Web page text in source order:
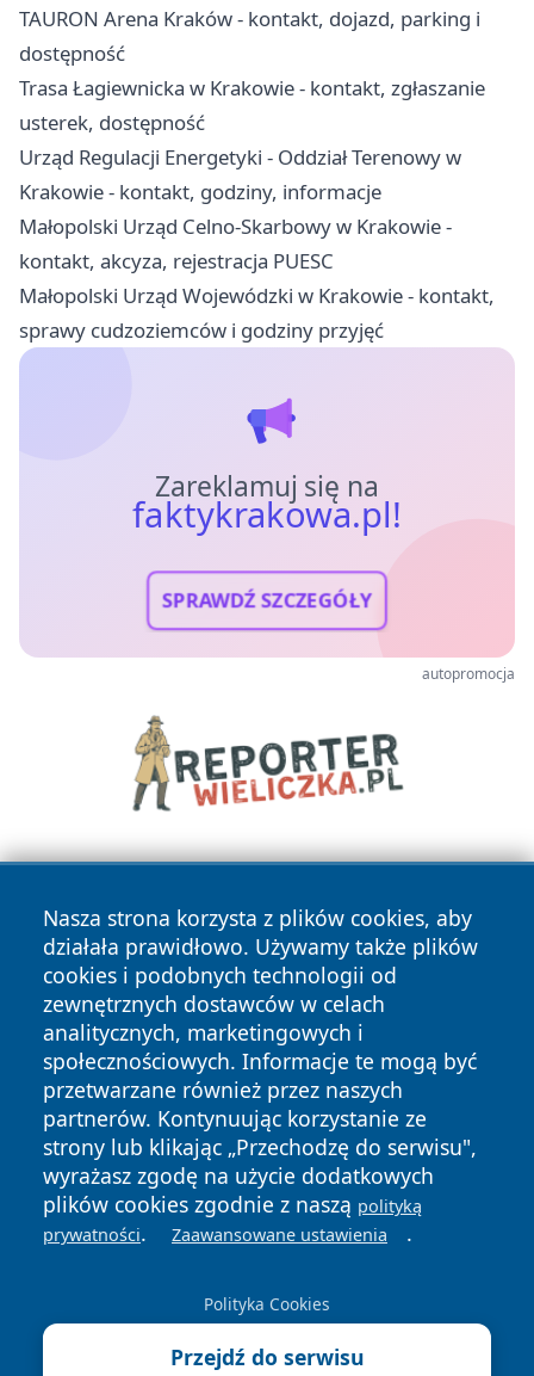
TAURON Arena Kraków - kontakt, dojazd, parking i
dostępność
Trasa Łagiewnicka w Krakowie - kontakt, zgłaszanie
usterek, dostępność
Urząd Regulacji Energetyki - Oddział Terenowy w
Krakowie - kontakt, godziny, informacje
Małopolski Urząd Celno-Skarbowy w Krakowie -
kontakt, akcyza, rejestracja PUESC
Małopolski Urząd Wojewódzki w Krakowie - kontakt,
sprawy cudzoziemców i godziny przyjęć
Zareklamuj się na
faktykrakowa.pl!
SPRAWDŹ SZCZEGÓŁY
autopromocja
Nasza strona korzysta z plików cookies, aby
działała prawidłowo. Używamy także plików
cookies i podobnych technologii od
zewnętrznych dostawców w celach
analitycznych, marketingowych i
społecznościowych. Informacje te mogą być
przetwarzane również przez naszych
partnerów. Kontynuując korzystanie ze
strony lub klikając „Przechodzę do serwisu",
wyrażasz zgodę na użycie dodatkowych
plików cookies zgodnie z naszą polityką
prywatności. Zaawansowane ustawienia .
Polityka Cookies
Przejdź do serwisu
Copyright © 2026 faktykrakowa.pl Wszystkie prawa
zastrzeżone.
News Autorzy
Polityka
Prywatności
Polityka
Cookies